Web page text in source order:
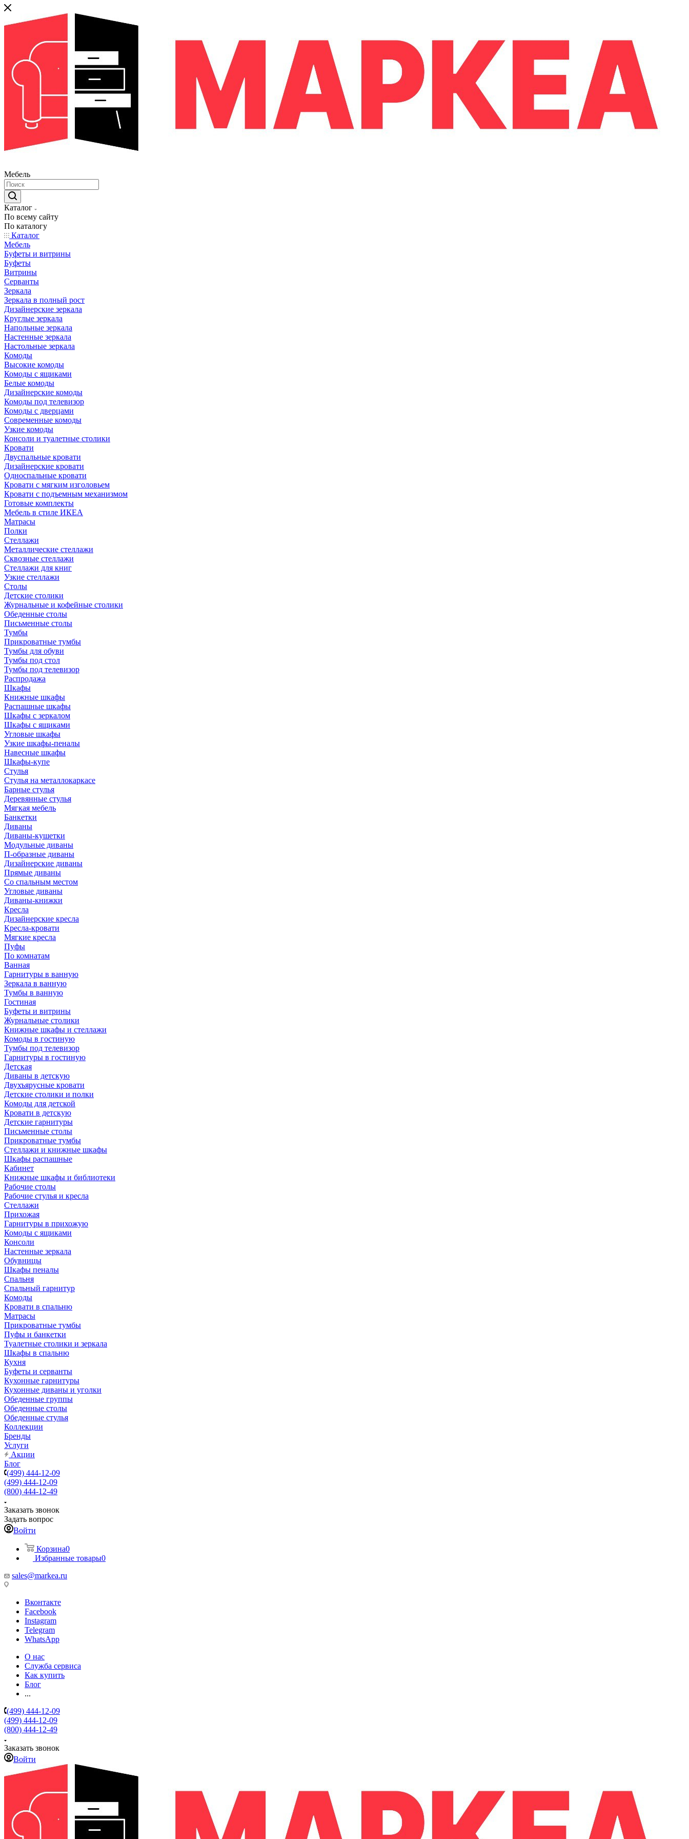
Мебель
Каталог
По всему сайту
По каталогу
Каталог
Мебель
Буфеты и витрины
Буфеты
Витрины
Серванты
Зеркала
Зеркала в полный рост
Дизайнерские зеркала
Круглые зеркала
Напольные зеркала
Настенные зеркала
Настольные зеркала
Комоды
Высокие комоды
Комоды с ящиками
Белые комоды
Дизайнерские комоды
Комоды под телевизор
Комоды с дверцами
Современные комоды
Узкие комоды
Консоли и туалетные столики
Кровати
Двуспальные кровати
Дизайнерские кровати
Односпальные кровати
Кровати с мягким изголовьем
Кровати с подъемным механизмом
Готовые комплекты
Мебель в стиле ИКЕА
Матрасы
Полки
Стеллажи
Металлические стеллажи
Сквозные стеллажи
Стеллажи для книг
Узкие стеллажи
Столы
Детские столики
Журнальные и кофейные столики
Обеденные столы
Письменные столы
Тумбы
Прикроватные тумбы
Тумбы для обуви
Тумбы под стол
Тумбы под телевизор
Распродажа
Шкафы
Книжные шкафы
Распашные шкафы
Шкафы с зеркалом
Шкафы с ящиками
Угловые шкафы
Узкие шкафы-пеналы
Навесные шкафы
Шкафы-купе
Стулья
Стулья на металлокаркасе
Барные стулья
Деревянные стулья
Мягкая мебель
Банкетки
Диваны
Диваны-кушетки
Модульные диваны
П-образные диваны
Дизайнерские диваны
Прямые диваны
Со спальным местом
Угловые диваны
Диваны-книжки
Кресла
Дизайнерские кресла
Кресла-кровати
Мягкие кресла
Пуфы
По комнатам
Ванная
Гарнитуры в ванную
Зеркала в ванную
Тумбы в ванную
Гостиная
Буфеты и витрины
Журнальные столики
Книжные шкафы и стеллажи
Комоды в гостиную
Тумбы под телевизор
Гарнитуры в гостиную
Детская
Диваны в детскую
Двухъярусные кровати
Детские столики и полки
Комоды для детской
Кровати в детскую
Детские гарнитуры
Письменные столы
Прикроватные тумбы
Стеллажи и книжные шкафы
Шкафы распашные
Кабинет
Книжные шкафы и библиотеки
Рабочие столы
Рабочие стулья и кресла
Стеллажи
Прихожая
Гарнитуры в прихожую
Комоды с ящиками
Консоли
Настенные зеркала
Обувницы
Шкафы пеналы
Спальня
Спальный гарнитур
Комоды
Кровати в спальню
Матрасы
Прикроватные тумбы
Пуфы и банкетки
Туалетные столики и зеркала
Шкафы в спальню
Кухня
Буфеты и серванты
Кухонные гарнитуры
Кухонные диваны и уголки
Обеденные группы
Обеденные столы
Обеденные стулья
Коллекции
Бренды
Услуги
Акции
Блог
(499) 444-12-09
(499) 444-12-09
(800) 444-12-49
Заказать звонок
Задать вопрос
Войти
Корзина0
Избранные товары0
sales@markea.ru
Вконтакте
Facebook
Instagram
Telegram
WhatsApp
О нас
Служба сервиса
Как купить
Блог
...
(499) 444-12-09
(499) 444-12-09
(800) 444-12-49
Заказать звонок
Войти